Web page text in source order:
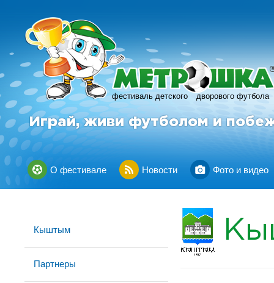
фестиваль детского дворового футбола
R
Играй, живи футболом и
О фестивале Новости Фото и видео
Кыштым
Партнеры